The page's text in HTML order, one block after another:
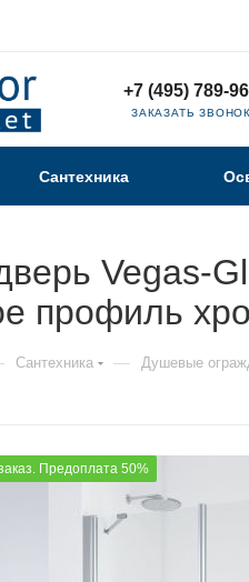
+7 (495) 789-
ЗАКАЗАТЬ ЗВОНОК
Сантехника
Vegas-
профиль
Сантехника — Душевые
Предоплата 50%